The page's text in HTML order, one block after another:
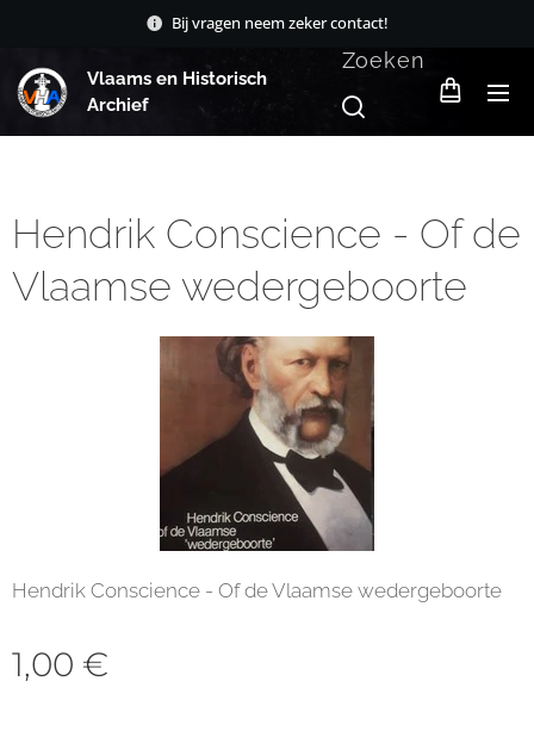
Bij vragen neem zeker contact!
Vlaams en Historisch
Archief
Zoeken
Hendrik Conscience - Of de
Vlaamse wedergeboorte
Hendrik Conscience - Of de Vlaamse wedergeboorte
1,00 €